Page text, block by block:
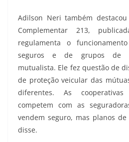
Adilson Neri também
Complementar 213,
regulamenta o
seguros e de grupos de
mutualista. Ele fez questão de
de proteção veicular das
diferentes. As
competem com as
vendem seguro, mas planos
disse.